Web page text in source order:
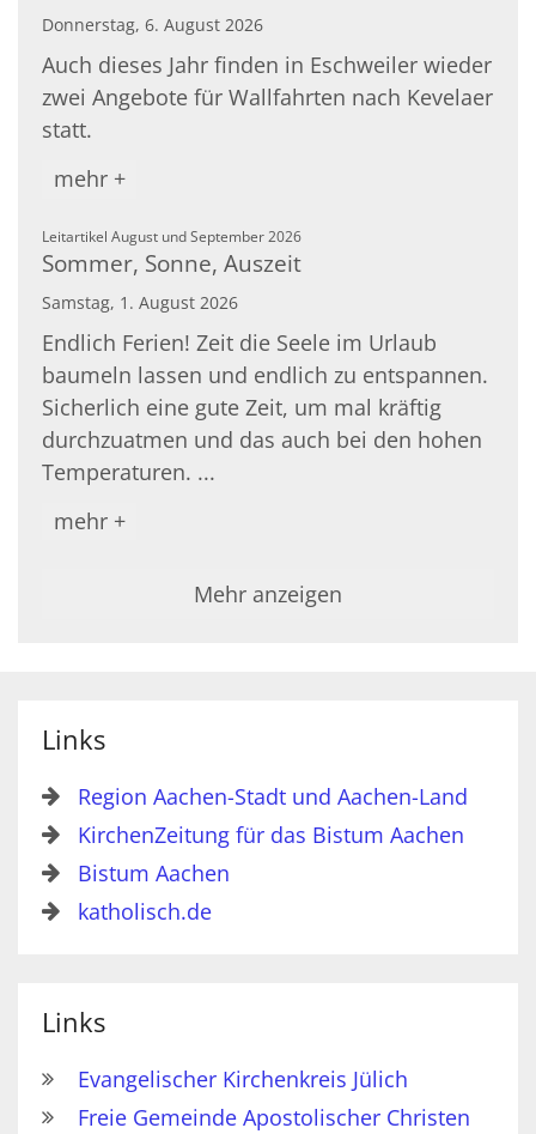
Donnerstag, 6. August 2026
Auch dieses Jahr finden in Eschweiler wieder
zwei Angebote für Wallfahrten nach Kevelaer
statt.
mehr +
Leitartikel August und September 2026:
Sommer, Sonne, Auszeit
Samstag, 1. August 2026
Endlich Ferien! Zeit die Seele im Urlaub
baumeln lassen und endlich zu entspannen.
Sicherlich eine gute Zeit, um mal kräftig
durchzuatmen und das auch bei den hohen
Temperaturen. ...
mehr +
Mehr anzeigen
Links
Region Aachen-Stadt und Aachen-Land
KirchenZeitung für das Bistum Aachen
Bistum Aachen
katholisch.de
Links
Evangelischer Kirchenkreis Jülich
Freie Gemeinde Apostolischer Christen